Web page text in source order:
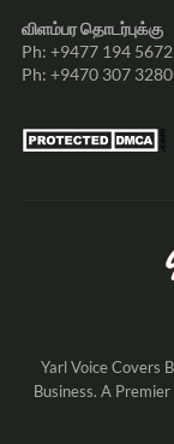
விளம்பர தொடர்புக்கு
Ph: +9477 194 5672
Ph: +9470 307 3280
Yarl Voice Covers
Business. A